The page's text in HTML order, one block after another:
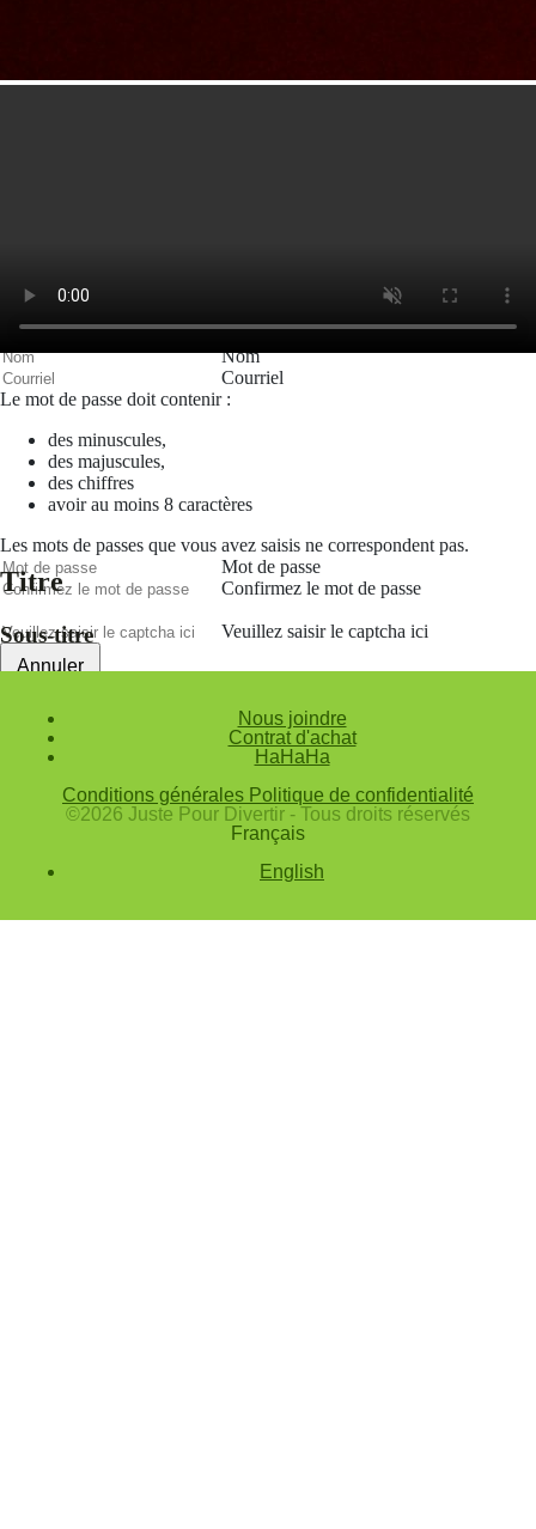
Titre
Sous-titre
Nous joindre
Contrat d'achat
HaHaHa
Conditions générales Politique de confidentialité
©2026 Juste Pour Divertir - Tous droits réservés
Français
English
Créer un compte
Prénom
Nom
Courriel
Le mot de passe doit contenir :
des minuscules,
des majuscules,
des chiffres
avoir au moins 8 caractères
Les mots de passes que vous avez saisis ne correspondent pas.
Mot de passe
Confirmez le mot de passe
Veuillez saisir le captcha ici
Annuler
Valider
Mot de passe oublié
Saisissez l'adresse e-mail que vous utilisez pour vous connecter.
Courriel